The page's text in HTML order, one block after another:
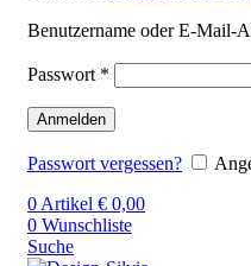
Benutzername oder E-Mail-
Passwort *
Anmelden
Passwort vergessen?
0 Artikel € 0,00
0 Wunschliste
Suche